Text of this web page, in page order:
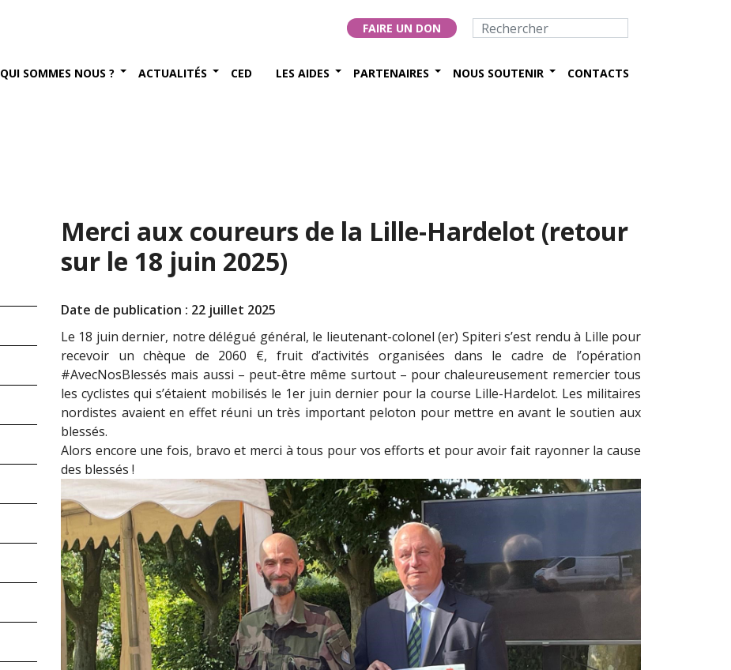
FAIRE UN DON
QUI SOMMES NOUS ? ACTUALITÉS CED LES AIDES PARTENAIRES NOUS SOUTENIR CONTACTS
Merci aux coureurs de la Lille-Hardelot (retour
sur le 18 juin 2025)
Date de publication : 22 juillet 2025
Le 18 juin dernier, notre délégué général, le lieutenant-colonel (er) Spiteri s’est rendu à Lille pour
recevoir un chèque de 2060 €, fruit d’activités organisées dans le cadre de l’opération
#AvecNosBlessés mais aussi – peut-être même surtout – pour chaleureusement remercier tous
les cyclistes qui s’étaient mobilisés le 1er juin dernier pour la course Lille-Hardelot. Les militaires
nordistes avaient en effet réuni un très important peloton pour mettre en avant le soutien aux
blessés.
Alors encore une fois, bravo et merci à tous pour vos efforts et pour avoir fait rayonner la cause
des blessés !